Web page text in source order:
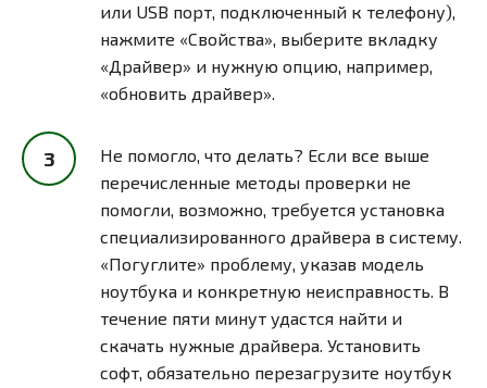
или USB порт, подключенный к телефону),
нажмите «Свойства», выберите вкладку
«Драйвер» и нужную опцию, например,
«обновить драйвер».
Не помогло, что делать? Если все выше
перечисленные методы проверки не
помогли, возможно, требуется установка
специализированного драйвера в систему.
«Погуглите» проблему, указав модель
ноутбука и конкретную неисправность. В
течение пяти минут удастся найти и
скачать нужные драйвера. Установить
софт, обязательно перезагрузите ноутбук